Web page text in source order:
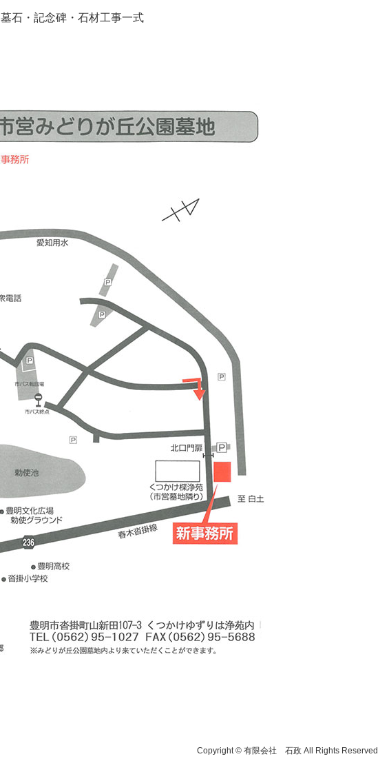
墓石・記念碑・石材工事一式
Copyright © 有限会社 石政 All Rights Reserved.